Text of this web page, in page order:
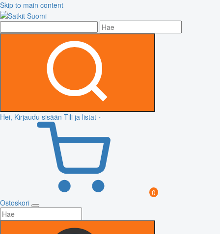
Skip to main content
Hei, Kirjaudu sisään Tili ja listat
0
Ostoskori